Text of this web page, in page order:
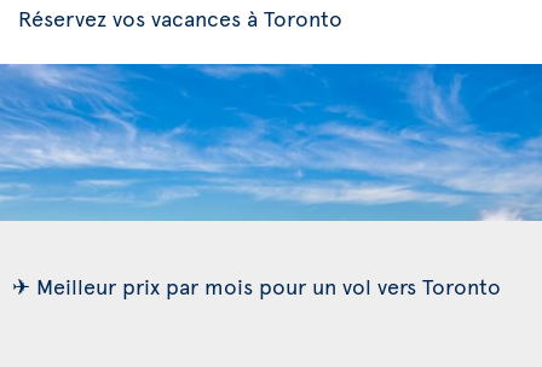
Réservez vos vacances à Toronto
✈ Meilleur prix par mois pour un vol vers Toronto